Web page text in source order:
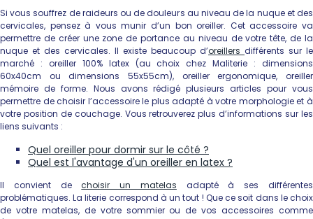
Si vous souffrez de raideurs ou de douleurs au niveau de la nuque et des
cervicales, pensez à vous munir d’un bon oreiller. Cet accessoire va
permettre de créer une zone de portance au niveau de votre tête, de la
nuque et des cervicales. Il existe beaucoup d’oreillers différents sur le
marché : oreiller 100% latex (au choix chez Maliterie : dimensions
60x40cm ou dimensions 55x55cm), oreiller ergonomique, oreiller
mémoire de forme. Nous avons rédigé plusieurs articles pour vous
permettre de choisir l’accessoire le plus adapté à votre morphologie et à
votre position de couchage. Vous retrouverez plus d’informations sur les
liens suivants :
Quel oreiller pour dormir sur le côté ?
Quel est l'avantage d'un oreiller en latex ?
Il convient dechoisir un matelas adapté à ses différentes
problématiques. La literie correspond à un tout ! Que ce soit dans le choix
de votre matelas, de votre sommier ou de vos accessoires comme